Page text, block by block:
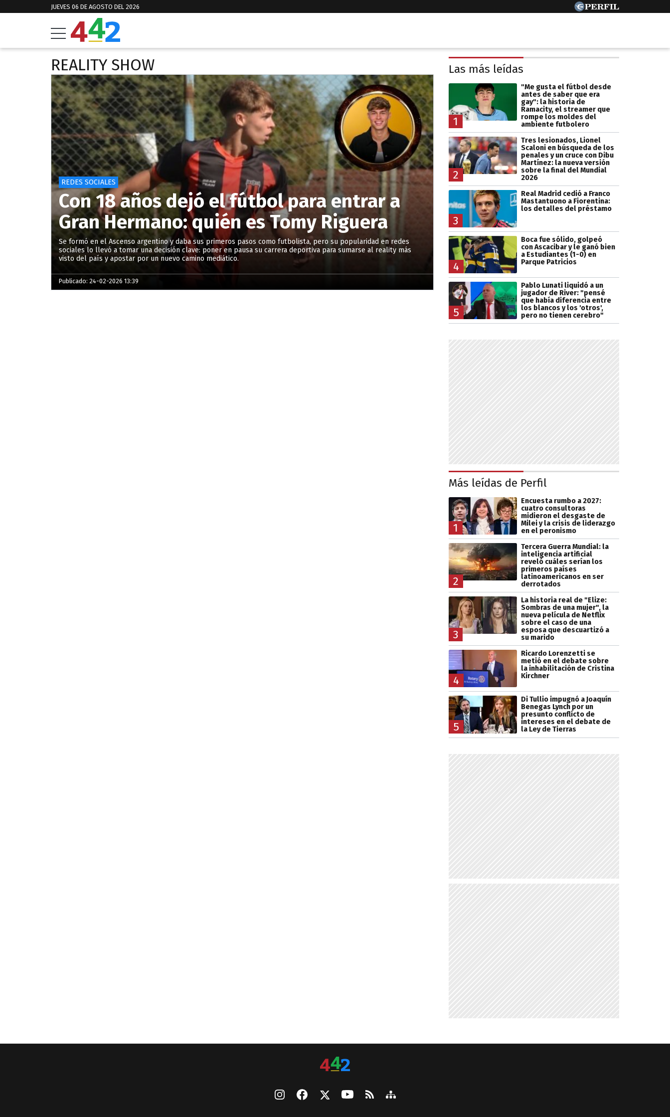
JUEVES 06 DE AGOSTO DEL 2026
REALITY SHOW
REDES SOCIALES
Con 18 años dejó el fútbol para entrar a
Gran Hermano: quién es Tomy Riguera
Se formó en el Ascenso argentino y daba sus primeros pasos como futbolista, pero su popularidad en redes
sociales lo llevó a tomar una decisión clave: poner en pausa su carrera deportiva para sumarse al reality más
visto del país y apostar por un nuevo camino mediático.
Publicado: 24-02-2026 13:39
Las más leídas
1
"Me gusta el fútbol desde
antes de saber que era
gay": la historia de
Ramacity, el streamer que
rompe los moldes del
ambiente futbolero
2
Tres lesionados, Lionel
Scaloni en búsqueda de los
penales y un cruce con Dibu
Martínez: la nueva versión
sobre la final del Mundial
2026
3
Real Madrid cedió a Franco
Mastantuono a Fiorentina:
los detalles del préstamo
4
Boca fue sólido, golpeó
con Ascacibar y le ganó bien
a Estudiantes (1-0) en
Parque Patricios
5
Pablo Lunati liquidó a un
jugador de River: "pensé
que había diferencia entre
los blancos y los 'otros',
pero no tienen cerebro"
Más leídas de Perfil
1
Encuesta rumbo a 2027:
cuatro consultoras
midieron el desgaste de
Milei y la crisis de liderazgo
en el peronismo
2
Tercera Guerra Mundial: la
inteligencia artificial
reveló cuáles serían los
primeros países
latinoamericanos en ser
derrotados
3
La historia real de "Elize:
Sombras de una mujer", la
nueva película de Netflix
sobre el caso de una
esposa que descuartizó a
su marido
4
Ricardo Lorenzetti se
metió en el debate sobre
la inhabilitación de Cristina
Kirchner
5
Di Tullio impugnó a Joaquín
Benegas Lynch por un
presunto conflicto de
intereses en el debate de
la Ley de Tierras